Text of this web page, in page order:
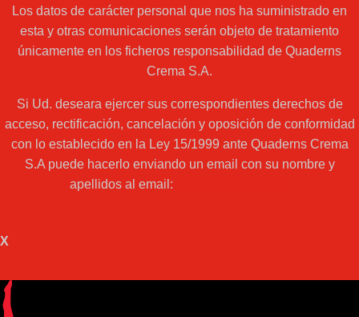
Los datos de carácter personal que nos ha suministrado en
esta y otras comunicaciones serán objeto de tratamiento
únicamente en los ficheros responsabilidad de Quaderns
Crema S.A.
Si Ud. deseara ejercer sus correspondientes derechos de
acceso, rectificación, cancelación y oposición de conformidad
con lo establecido en la Ley 15/1999 ante Quaderns Crema
S.A puede hacerlo enviando un email con su nombre y
apellidos al email:
X